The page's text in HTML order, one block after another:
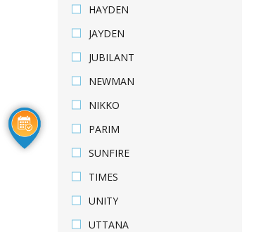
HAYDEN
JAYDEN
JUBILANT
NEWMAN
NIKKO
PARIM
SUNFIRE
TIMES
UNITY
UTTANA